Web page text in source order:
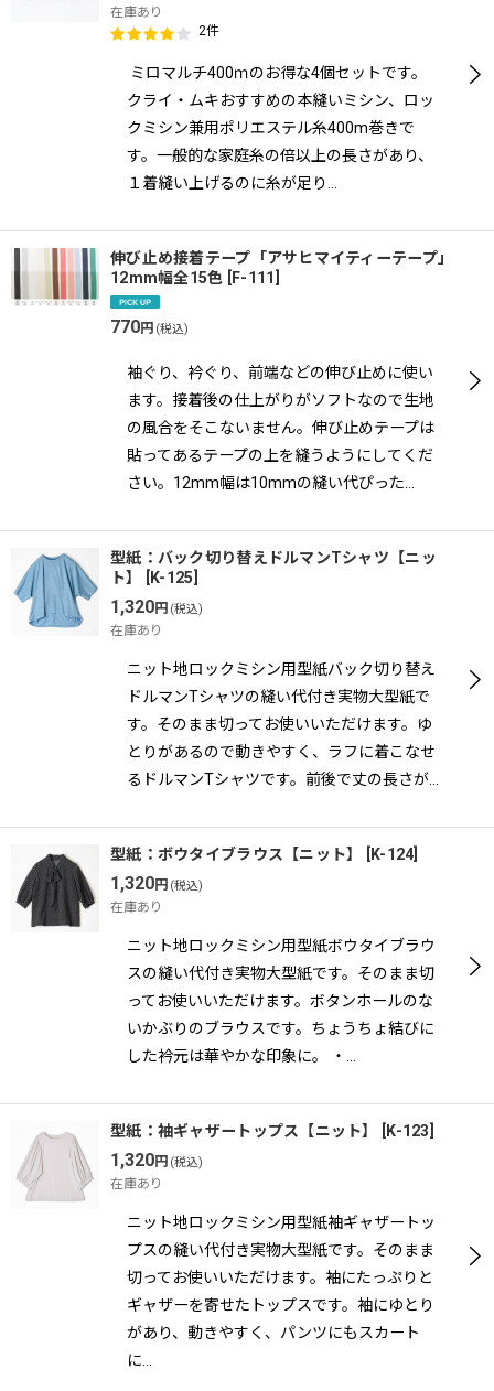
在庫あり
2件
ミロマルチ400ｍのお得な4個セットです。
クライ・ムキおすすめの本縫いミシン、ロッ
クミシン兼用ポリエステル糸400m巻きで
す。一般的な家庭糸の倍以上の長さがあり、
１着縫い上げるのに糸が足り…
伸び止め接着テープ「アサヒマイティーテープ」
12mm幅全15色
F-111
770円 (税込)
袖ぐり、衿ぐり、前端などの伸び止めに使い
ます。接着後の仕上がりがソフトなので生地
の風合をそこないません。伸び止めテープは
貼ってあるテープの上を縫うようにしてくだ
さい。12mm幅は10mmの縫い代ぴった…
型紙：バック切り替えドルマンTシャツ【ニッ
ト】
K-125
1,320円 (税込)
在庫あり
ニット地ロックミシン用型紙バック切り替え
ドルマンTシャツの縫い代付き実物大型紙で
す。そのまま切ってお使いいただけます。ゆ
とりがあるので動きやすく、ラフに着こなせ
るドルマンTシャツです。前後で丈の長さが…
型紙：ボウタイブラウス【ニット】 K-124
1,320円 (税込)
在庫あり
ニット地ロックミシン用型紙ボウタイブラウ
スの縫い代付き実物大型紙です。そのまま切
ってお使いいただけます。ボタンホールのな
いかぶりのブラウスです。ちょうちょ結びに
した衿元は華やかな印象に。 ・…
型紙：袖ギャザートップス【ニット】 K-123
1,320円 (税込)
在庫あり
ニット地ロックミシン用型紙袖ギャザートッ
プスの縫い代付き実物大型紙です。そのまま
切ってお使いいただけます。袖にたっぷりと
ギャザーを寄せたトップスです。袖にゆとり
があり、動きやすく、パンツにもスカート
に…